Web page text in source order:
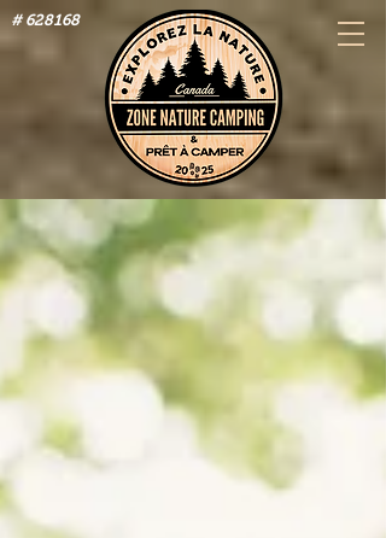
# 628168